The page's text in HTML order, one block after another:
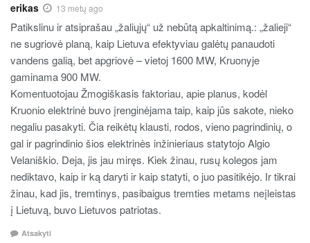
erikas 13 metų ago
Patikslinu ir atsiprašau „žaliųjų“ už nebūtą apkaltinimą.: „žalieji“
ne sugriovė planą, kaip Lietuva efektyviau galėtų panaudoti
vandens galią, bet apgriovė – vietoj 1600 MW, Kruonyje
gaminama 900 MW.
Komentuotojau Žmogiškasis faktoriau, apie planus, kodėl
Kruonio elektrinė buvo įrenginėjama taip, kaip jūs sakote, nieko
negaliu pasakyti. Čia reikėtų klausti, rodos, vieno pagrindinių, o
gal ir pagrindinio šios elektrinės inžinieriaus statytojo Algio
Velaniškio. Deja, jis jau miręs. Kiek žinau, rusų kolegos jam
nediktavo, kaip ir ką daryti ir kaip statyti, o juo pasitikėjo. Ir tikrai
žinau, kad jis, tremtinys, pasibaigus tremties metams neįleistas
į Lietuvą, buvo Lietuvos patriotas.
Atsakyti